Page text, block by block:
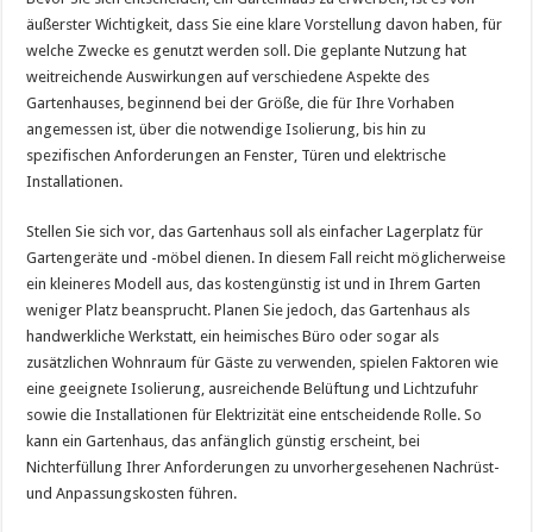
äußerster Wichtigkeit, dass Sie eine klare Vorstellung davon haben, für
welche Zwecke es genutzt werden soll. Die geplante Nutzung hat
weitreichende Auswirkungen auf verschiedene Aspekte des
Gartenhauses, beginnend bei der Größe, die für Ihre Vorhaben
angemessen ist, über die notwendige Isolierung, bis hin zu
spezifischen Anforderungen an Fenster, Türen und elektrische
Installationen.
Stellen Sie sich vor, das Gartenhaus soll als einfacher Lagerplatz für
Gartengeräte und -möbel dienen. In diesem Fall reicht möglicherweise
ein kleineres Modell aus, das kostengünstig ist und in Ihrem Garten
weniger Platz beansprucht. Planen Sie jedoch, das Gartenhaus als
handwerkliche Werkstatt, ein heimisches Büro oder sogar als
zusätzlichen Wohnraum für Gäste zu verwenden, spielen Faktoren wie
eine geeignete Isolierung, ausreichende Belüftung und Lichtzufuhr
sowie die Installationen für Elektrizität eine entscheidende Rolle. So
kann ein Gartenhaus, das anfänglich günstig erscheint, bei
Nichterfüllung Ihrer Anforderungen zu unvorhergesehenen Nachrüst-
und Anpassungskosten führen.